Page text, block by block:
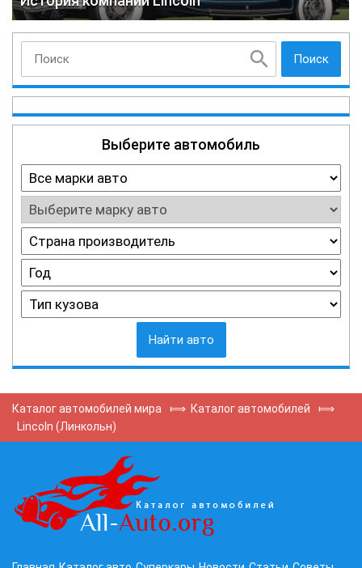
Поиск
Выберите автомобиль
Найти авто
Каталог автомобилей мира ⟾ Каталог автомобилей
⟾
Lincoln (Линкольн)